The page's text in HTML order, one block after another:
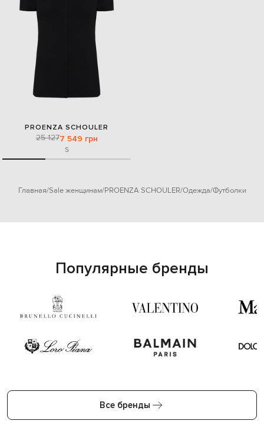
PROENZA SCHOULER
25 1277 549 грн
S
Главная Sale женщинам PROENZA SCHOULER Одежда Футболки
Популярные бренды
Все бренды